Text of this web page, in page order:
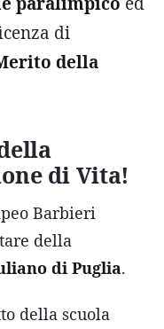
di
della
di Vita!
Barbieri
della
di Puglia.
della scuola